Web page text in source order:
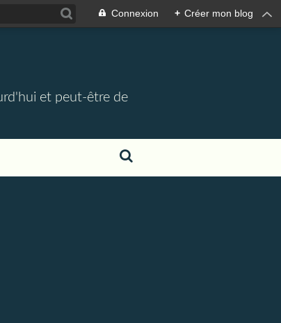
Connexion + Créer mon blog
et peut-être de